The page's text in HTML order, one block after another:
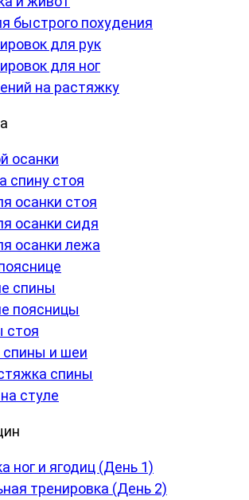
быстрого похудения
для рук
для ног
на растяжку
осанки
спину стоя
осанки стоя
осанки сидя
осанки лежа
спины
поясницы
стоя
спины и шеи
спины
стуле
ног и ягодиц (День 1)
тренировка (День 2)